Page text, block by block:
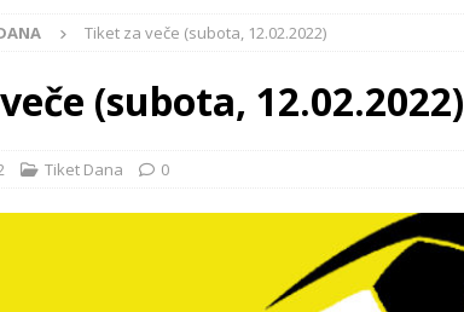
Tiket za veče (subota, 12.02.2022)
(subota, 12.02.2022)
Tiket Dana 0